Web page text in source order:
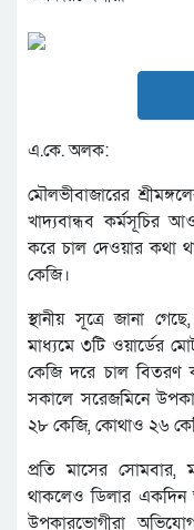
এ.কে. অলক:
মৌলভীবাজারের
খাদ্যবান্ধব কর্মসূচির
করে চাল দেওয়ার কথা
কেজি।
স্থানীয় সূত্রে জানা
মাধ্যমে ৩টি ওয়ার্ডের
কেজি দরে চাল বিতরণ
সকালে সরেজমিনে
২৮ কেজি, কোথাও ২৬
প্রতি মাসের সোমবার,
থাকলেও ডিলার
উপকারভোগীরা